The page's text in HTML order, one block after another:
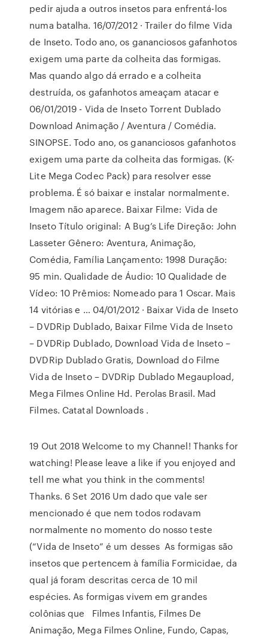
pedir ajuda a outros insetos para enfrentá-los
numa batalha. 16/07/2012 · Trailer do filme Vida
de Inseto. Todo ano, os gananciosos gafanhotos
exigem uma parte da colheita das formigas.
Mas quando algo dá errado e a colheita
destruída, os gafanhotos ameaçam atacar e
06/01/2019 - Vida de Inseto Torrent Dublado
Download Animação / Aventura / Comédia.
SINOPSE. Todo ano, os gananciosos gafanhotos
exigem uma parte da colheita das formigas. (K-
Lite Mega Codec Pack) para resolver esse
problema. É só baixar e instalar normalmente.
Imagem não aparece. Baixar Filme: Vida de
Inseto Título original: A Bug’s Life Direção: John
Lasseter Gênero: Aventura, Animação,
Comédia, Família Lançamento: 1998 Duração:
95 min. Qualidade de Áudio: 10 Qualidade de
Vídeo: 10 Prêmios: Nomeado para 1 Oscar. Mais
14 vitórias e … 04/01/2012 · Baixar Vida de Inseto
– DVDRip Dublado, Baixar Filme Vida de Inseto
– DVDRip Dublado, Download Vida de Inseto –
DVDRip Dublado Gratis, Download do Filme
Vida de Inseto – DVDRip Dublado Megaupload,
Mega Filmes Online Hd. Perolas Brasil. Mad
Filmes. Catatal Downloads .
19 Out 2018 Welcome to my Channel! Thanks for
watching! Please leave a like if you enjoyed and
tell me what you think in the comments!
Thanks. 6 Set 2016 Um dado que vale ser
mencionado é que nem todos rodavam
normalmente no momento do nosso teste
(“Vida de Inseto” é um desses As formigas são
insetos que pertencem à família Formicidae, da
qual já foram descritas cerca de 10 mil
espécies. As formigas vivem em grandes
colônias que Filmes Infantis, Filmes De
Animação, Mega Filmes Online, Fundo, Capas,